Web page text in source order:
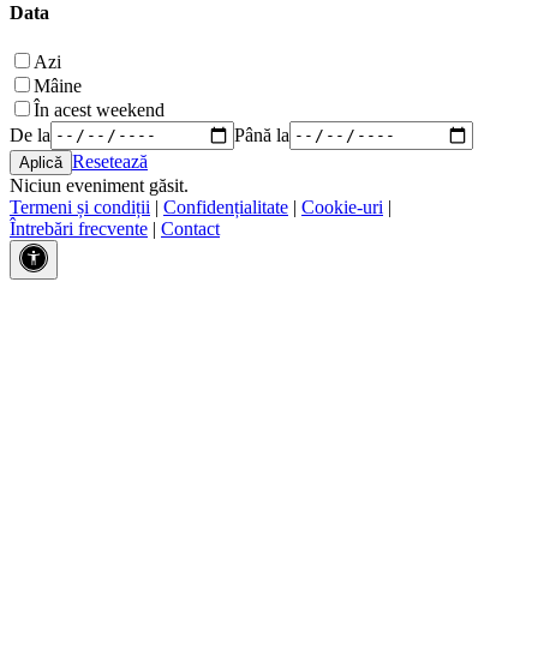
Data
Azi
Mâine
În acest weekend
De la
Până la
Resetează
Niciun eveniment găsit.
Termeni și condiții | Confidențialitate | Cookie-uri |
Întrebări frecvente | Contact